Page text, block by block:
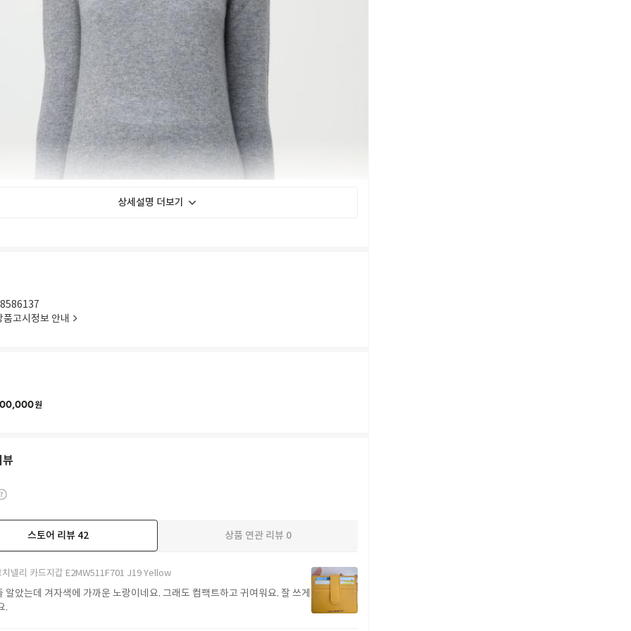
상세설명 더보기
품고시정보 안내
원
스토어 리뷰 42 상품 연관 리뷰 0
치넬리 카드지갑 E2MW511F701 J19 Yellow
알았는데 겨자색에 가까운 노랑이네요. 그래도 컴팩트하고 귀여워요. 잘 쓰게
.